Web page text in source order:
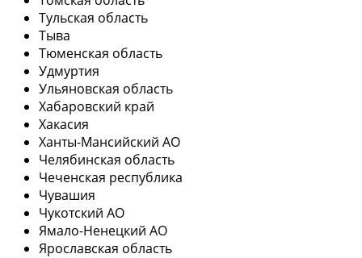
Тульская область
Тыва
Тюменская область
Удмуртия
Ульяновская область
Хабаровский край
Хакасия
Ханты-Мансийский АО
Челябинская область
Чеченская республика
Чувашия
Чукотский АО
Ямало-Ненецкий АО
Ярославская область